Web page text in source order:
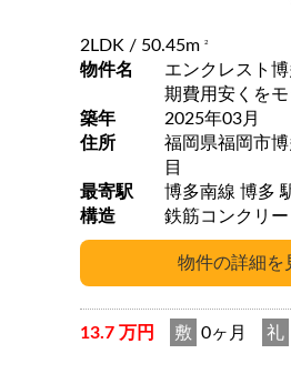
2LDK / 50.45m 2
物件名
エンクレスト
期費用安くをモ
築年
2025年03月
住所
福岡県福岡市
目
最寄駅
構造
鉄筋コンクリ
13.7 万円 敷 0ヶ月 礼